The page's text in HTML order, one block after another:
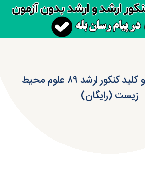
دانلود سوالات و کلید کنکور ارشد ۸۹ علوم محیط
زیست (رایگان)